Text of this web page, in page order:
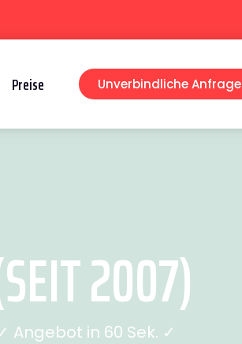
Preise Unverbindliche Anfrage
2007)
Angebot in 60 Sek. ✓